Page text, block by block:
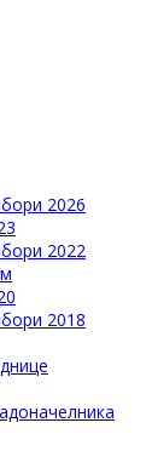
2026
2022
2018